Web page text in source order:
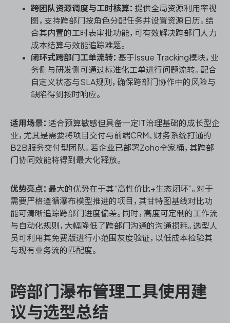
跨团队资源调度与工时核算： 提供全局资源利用率视
图，支持跨部门按角色分配任务并设置资源日历。结
合其内置的工时表审批功能，可有效解决跨部门人力
成本结算与效能追踪难题。
闭环式跨部门工单流转： 基于Issue Tracking模块，业
务侧与研发侧可通过标准化工单进行问题流转。配合
自定义状态与SLA规则，确保跨部门协作中的风险与
缺陷得到按时响应。
适用场景： 适合预算敏感但具备一定IT治理基础的成长型企
业，尤其是需要将项目交付与前端CRM、财务系统打通的
B2B服务交付型团队。若企业已部署Zoho全家桶，其跨部
门协同效能将得到最大化释放。
优势亮点： 最大的优势在于其“高性价比+生态闭环”。对于
需要严格遵循瀑布模型推进的项目，其甘特图基线对比功
能可清晰追踪跨部门进度偏差。同时，高度可定制的工作流
与自动化规则，大幅降低了跨部门沟通的沟通损耗。选型人
员可利用其免费版进行小范围灰度验证，以低成本检验其
与现有业务流的匹配度。
跨部门瀑布管理工具使用建
议与选型总结